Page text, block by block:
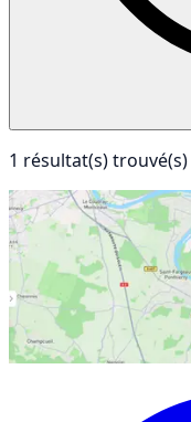
1 résultat(s) trouvé(s)